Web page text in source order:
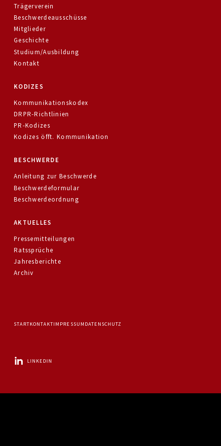
Trägerverein
Beschwerdeausschüsse
Mitglieder
Geschichte
Studium/Ausbildung
Kontakt
KODIZES
Kommunikationskodex
DRPR-Richtlinien
PR-Kodizes
Kodizes öfft. Kommunikation
BESCHWERDE
Anleitung zur Beschwerde
Beschwerdeformular
Beschwerdeordnung
AKTUELLES
Pressemitteilungen
Ratssprüche
Jahresberichte
Archiv
STARTKONTAKTIMPRESSUM DATENSCHUTZ
LINKEDIN